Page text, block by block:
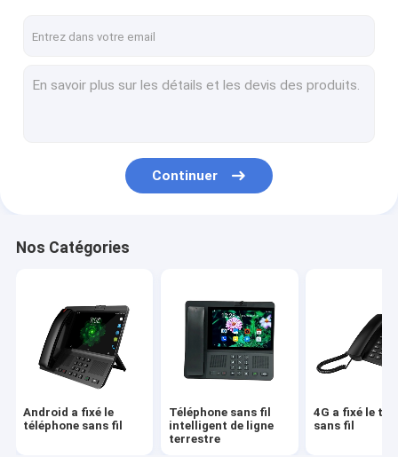
LTE a fixé le téléphone sans fil
SIM Card Wireless Phone
Téléphone sans fil fixe avec le point névralgique
routeur de 4G WIFI LTE
Continuer
Nos Catégories
Android a fixé le
téléphone sans fil
Téléphone sans fil
intelligent de ligne
terrestre
4G a fixé le
sans fil